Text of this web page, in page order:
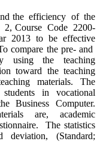
the efficiency of the
2, Course Code 2200-
2013 to be effective
the pre- and
using the teaching
toward the teaching
materials. The
in vocational
Business Computer.
are, academic
The statistics
deviation, (Standard;